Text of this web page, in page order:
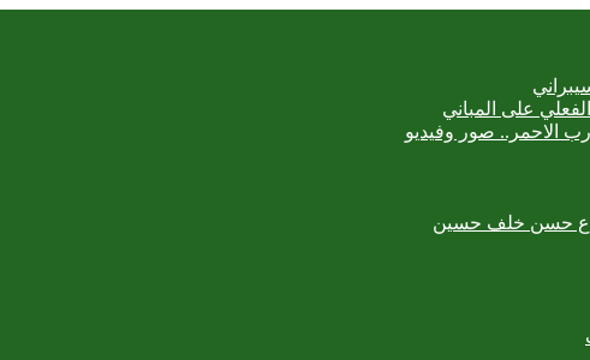
الاحمر.. صور وفيديو
حسن خلف حسين